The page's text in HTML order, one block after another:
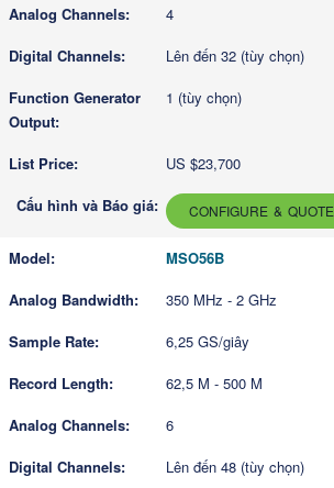
4
Lên đến 32 (tùy chọn)
1 (tùy chọn)
US $23,700
CONFIGURE & QUOTE
MSO56B
350 MHz - 2 GHz
6,25 GS/giây
62,5 M - 500 M
6
Lên đến 48 (tùy chọn)